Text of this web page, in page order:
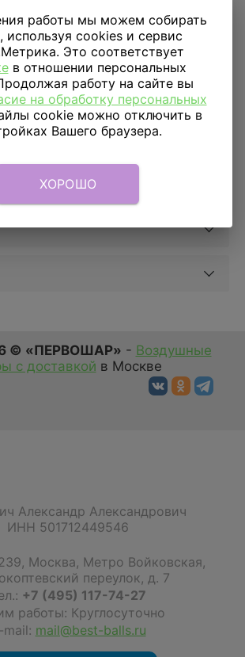
Купить в 1 клик
МКАД 590 руб.
5%
© «ПЕРВОШАР» - Воздушные
с доставкой в Москве
Александр Александрович
ИНН 501712449546
, Москва, Метро Войковская,
переулок, д. 7
+7 (495) 117-74-27
работы: Круглосуточно
mail: mail@best-balls.ru
работы мы можем собирать
используя cookies и сервис
Это соответствует
в отношении персональных
работу на сайте вы
на обработку персональных
cookie можно отключить в
Вашего браузера.
ХОРОШО